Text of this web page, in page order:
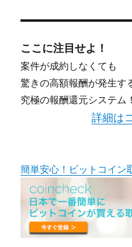
ここに注目せよ！
案件が成約しなくても
驚きの高額報酬が発生す
究極の報酬還元システム！
詳細は
簡単安心！ビットコイ